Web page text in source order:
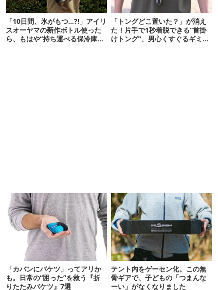
「10日間、氷がもつ…?!」アイリ
スオーヤマの新作ボトル使った
ら、もはや“持ち運べる保冷庫
「トングどこ置いた？」が消え
た！片手で1秒着脱できる“首掛
けトング”、男心くすぐるギミッ
「カバンにバケツ」ってアリか
も。日常の“困った”を救う『折
りたたみバケツ』7選
テント内をゲーセン化。この無
骨ギアで、子どもの「つまんな
ーい」がなくなりました